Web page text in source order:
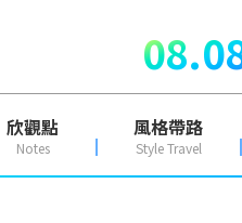
欣觀點
Notes
風格帶路
Style Travel